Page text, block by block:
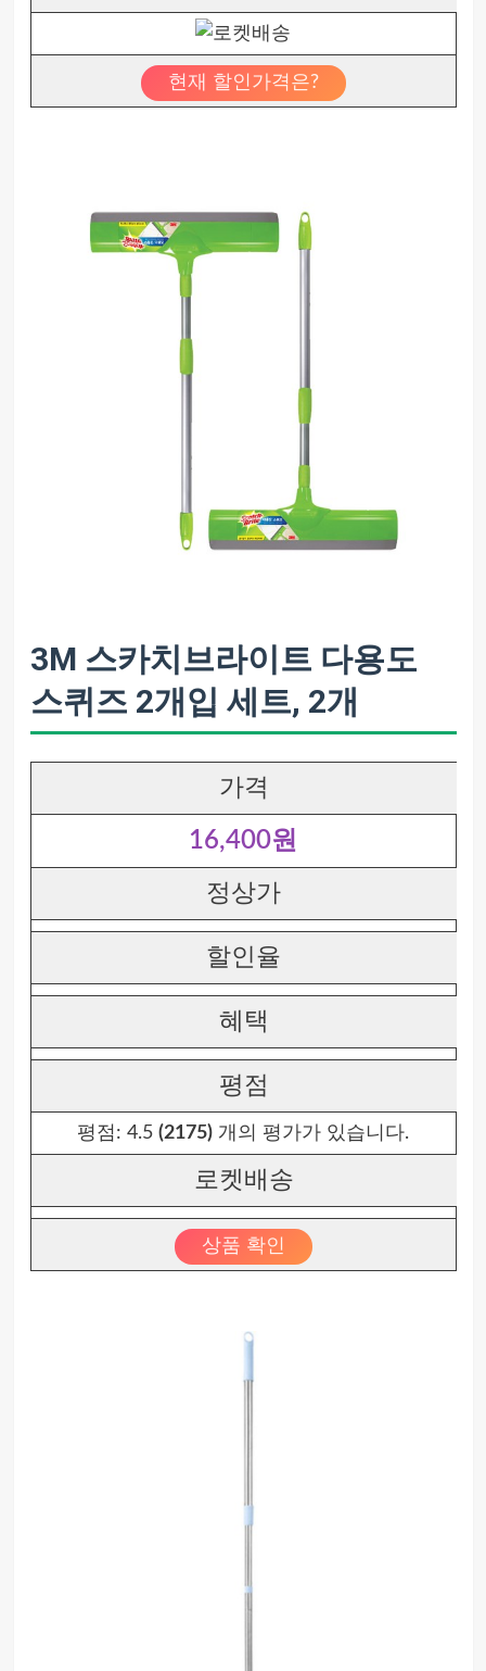
현재 할인가격은?
3M 스카치브라이트 다용도
스퀴즈 2개입 세트, 2개
가격
16,400원
정상가
할인율
혜택
평점
평점: 4.5 (2175) 개의 평가가 있습니다.
로켓배송
상품 확인